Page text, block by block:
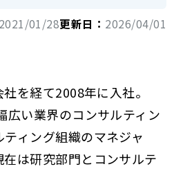
2021/01/28更新日： 2026/04/01
を経て2008年に入社。
広い業界のコンサルティン
ィング組織のマネジャ
は研究部門とコンサルテ